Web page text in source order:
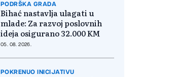
PODRŠKA GRADA
Bihać nastavlja ulagati u
mlade: Za razvoj poslovnih
ideja osigurano 32.000 KM
05. 08. 2026.
POKRENUO INICIJATIVU